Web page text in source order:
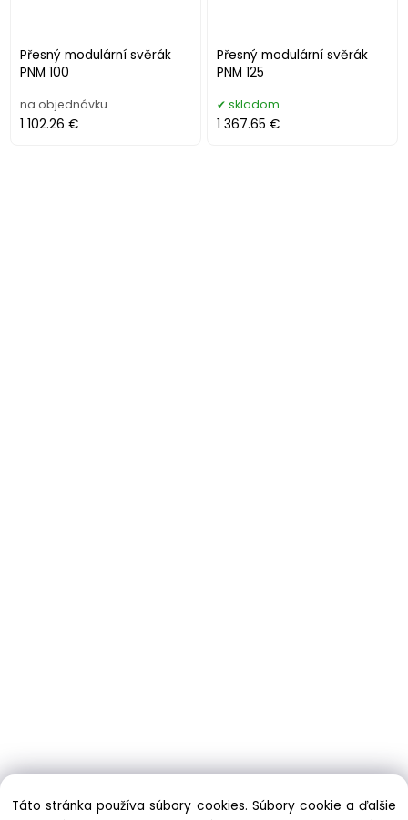
Přesný modulární svěrák
PNM 100
na objednávku
1 102.26 €
Přesný modulární svěrák
PNM 125
skladom
1 367.65 €
Táto stránka používa súbory cookies. Súbory cookie a ďalšie